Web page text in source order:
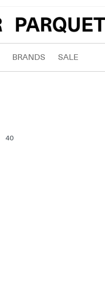
BRANDS SALE